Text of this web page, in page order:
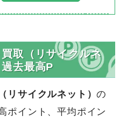
取（リサイクルネ
去最高P
リサイクルネット）の
ポイント、平均ポイン